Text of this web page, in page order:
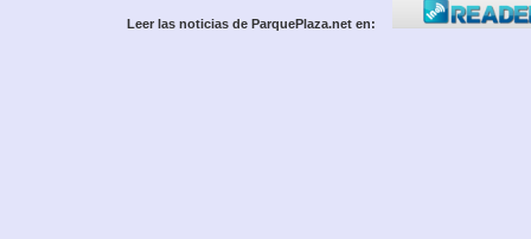
Leer las noticias de ParquePlaza.net en: